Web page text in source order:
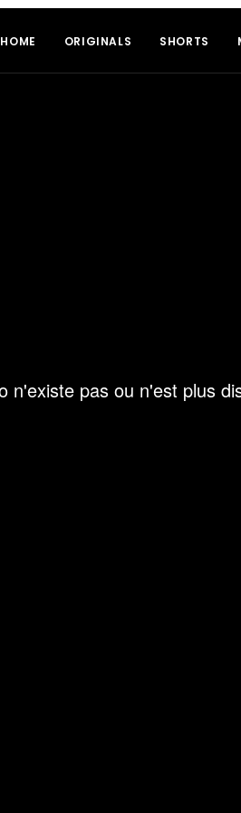
HOME ORIGINALS SHORTS